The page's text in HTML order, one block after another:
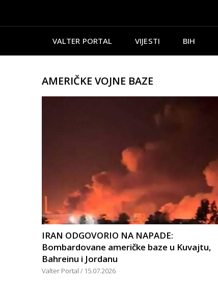
VALTER PORTAL VIJESTI BIH
AMERIČKE VOJNE BAZE
IRAN ODGOVORIO NA NAPADE:
Bombardovane američke baze u Kuvajtu,
Bahreinu i Jordanu
Valter Portal 15.07.2026